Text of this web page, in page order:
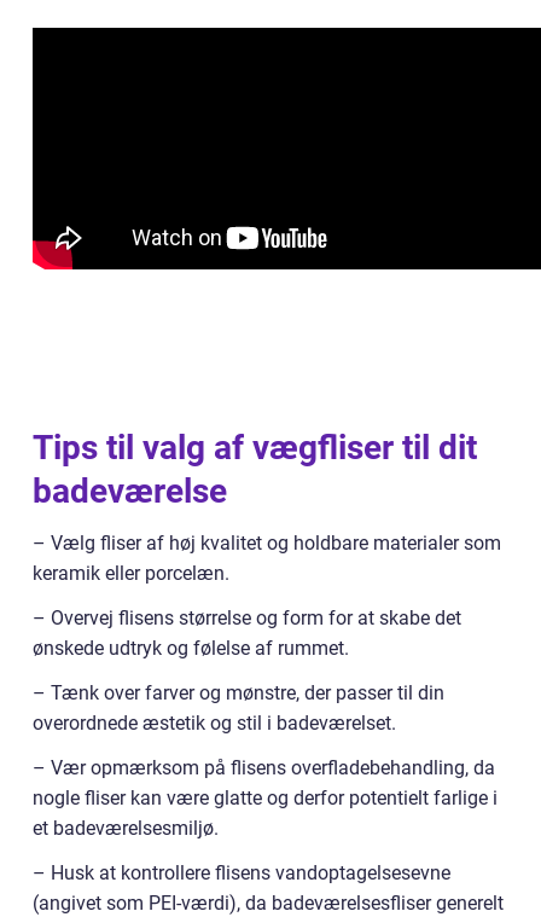
Tips til valg af vægfliser til dit
badeværelse
– Vælg fliser af høj kvalitet og holdbare materialer som
keramik eller porcelæn.
– Overvej flisens størrelse og form for at skabe det
ønskede udtryk og følelse af rummet.
– Tænk over farver og mønstre, der passer til din
overordnede æstetik og stil i badeværelset.
– Vær opmærksom på flisens overfladebehandling, da
nogle fliser kan være glatte og derfor potentielt farlige i
et badeværelsesmiljø.
– Husk at kontrollere flisens vandoptagelsesevne
(angivet som PEI-værdi), da badeværelsesfliser generelt